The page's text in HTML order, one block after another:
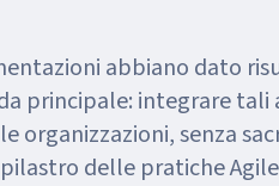
abbiano dato
principale: integrare tali
organizzazioni, senza
delle pratiche